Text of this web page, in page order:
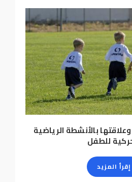
بالأنشطة الرياضية
للطفل
إقرأ المزيد